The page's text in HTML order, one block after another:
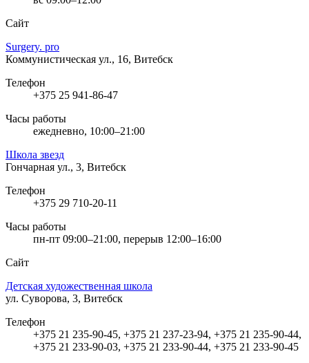
Сайт
Surgery. pro
Коммунистическая ул., 16, Витебск
Телефон
+375 25 941-86-47
Часы работы
ежедневно, 10:00–21:00
Школа звезд
Гончарная ул., 3, Витебск
Телефон
+375 29 710-20-11
Часы работы
пн-пт 09:00–21:00, перерыв 12:00–16:00
Сайт
Детская художественная школа
ул. Суворова, 3, Витебск
Телефон
+375 21 235-90-45, +375 21 237-23-94, +375 21 235-90-44,
+375 21 233-90-03, +375 21 233-90-44, +375 21 233-90-45